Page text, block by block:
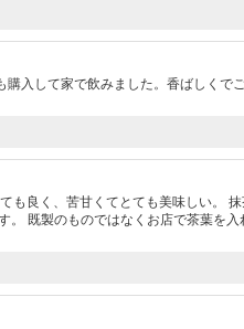
入して家で飲みました。香ばしくで
も良く、苦甘くてとても美味しい。 抹
。 既製のものではなくお店で茶葉を入